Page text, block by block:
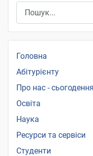
Головна
Абітурієнту
Про нас - сьогодення
Освіта
Наука
Ресурси та сервіси
Студенти